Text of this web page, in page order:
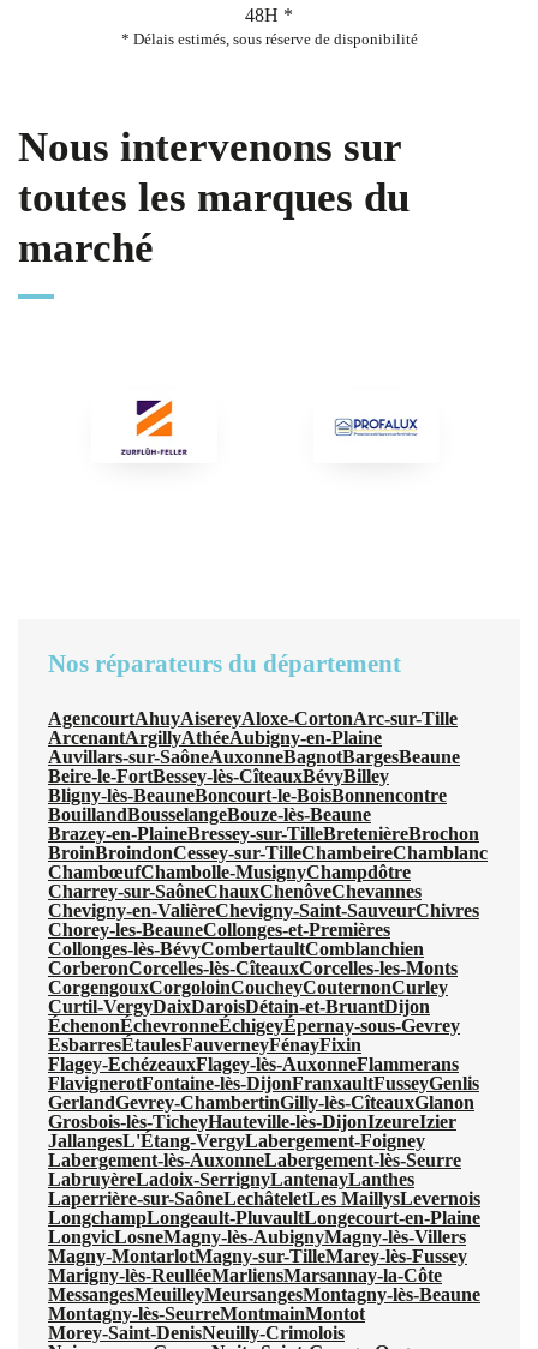
48H *
* Délais estimés, sous réserve de disponibilité
Nous intervenons sur
toutes les marques du
marché
Nos réparateurs du département
AgencourtAhuyAisereyAloxe-CortonArc-sur-Tille
ArcenantArgillyAthéeAubigny-en-Plaine
Auvillars-sur-SaôneAuxonneBagnotBargesBeaune
Beire-le-FortBessey-lès-CîteauxBévyBilley
Bligny-lès-BeauneBoncourt-le-BoisBonnencontre
BouillandBousselangeBouze-lès-Beaune
Brazey-en-PlaineBressey-sur-TilleBretenièreBrochon
BroinBroindonCessey-sur-TilleChambeireChamblanc
ChambœufChambolle-MusignyChampdôtre
Charrey-sur-SaôneChauxChenôveChevannes
Chevigny-en-ValièreChevigny-Saint-SauveurChivres
Chorey-les-BeauneCollonges-et-Premières
Collonges-lès-BévyCombertaultComblanchien
CorberonCorcelles-lès-CîteauxCorcelles-les-Monts
CorgengouxCorgoloinCoucheyCouternonCurley
Curtil-VergyDaixDaroisDétain-et-BruantDijon
ÉchenonÉchevronneÉchigeyÉpernay-sous-Gevrey
EsbarresÉtaulesFauverneyFénayFixin
Flagey-EchézeauxFlagey-lès-AuxonneFlammerans
FlavignerotFontaine-lès-DijonFranxaultFusseyGenlis
GerlandGevrey-ChambertinGilly-lès-CîteauxGlanon
Grosbois-lès-TicheyHauteville-lès-DijonIzeureIzier
JallangesL'Étang-VergyLabergement-Foigney
Labergement-lès-AuxonneLabergement-lès-Seurre
LabruyèreLadoix-SerrignyLantenayLanthes
Laperrière-sur-SaôneLechâteletLes MaillysLevernois
LongchampLongeault-PluvaultLongecourt-en-Plaine
LongvicLosneMagny-lès-AubignyMagny-lès-Villers
Magny-MontarlotMagny-sur-TilleMarey-lès-Fussey
Marigny-lès-ReulléeMarliensMarsannay-la-Côte
MessangesMeuilleyMeursangesMontagny-lès-Beaune
Montagny-lès-SeurreMontmainMontot
Morey-Saint-DenisNeuilly-Crimolois